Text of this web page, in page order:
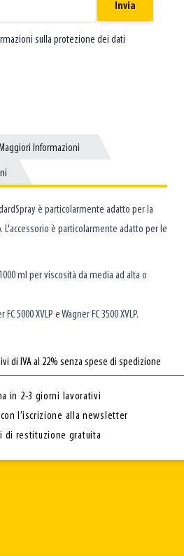
Invia
sulla protezione dei dati
Maggiori Informazioni
Informazioni
è particolarmente adatto per la
L'accessorio è particolarmente adatto per le
ml per viscosità da media ad alta o
5000 XVLP e Wagner FC 3500 XVLP.
di IVA al 22% senza spese di spedizione
in 2-3 giorni lavorativi
l’iscrizione alla newsletter
di restituzione gratuita